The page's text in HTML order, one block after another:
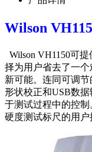
Wilson
Wilson VH1150可提
择为用户省去了一个
新可能。连同可调节
形状校正和USB数据
于测试过程中的控制
硬度测试标尺的用户